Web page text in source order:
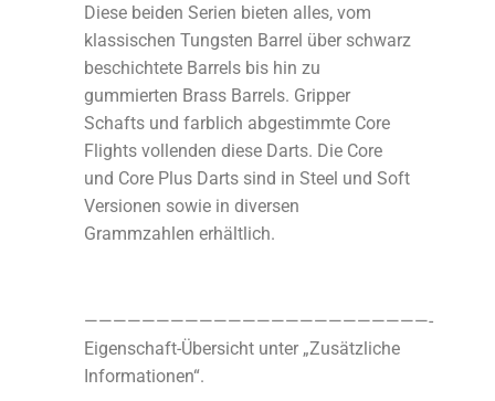
Diese beiden Serien bieten alles, vom
klassischen Tungsten Barrel über schwarz
beschichtete Barrels bis hin zu
gummierten Brass Barrels. Gripper
Schafts und farblich abgestimmte Core
Flights vollenden diese Darts. Die Core
und Core Plus Darts sind in Steel und Soft
Versionen sowie in diversen
Grammzahlen erhältlich.
————————————————————————-
Eigenschaft-Übersicht unter „Zusätzliche
Informationen“.